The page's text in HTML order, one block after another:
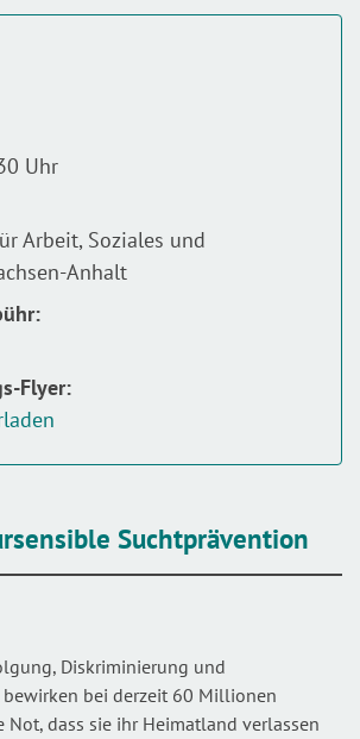
Uhr
Arbeit, Soziales und
Anhalt
Flyer:
Suchtprävention
Diskriminierung und
bei derzeit 60 Millionen
Not, dass sie ihr Heimatland verlassen